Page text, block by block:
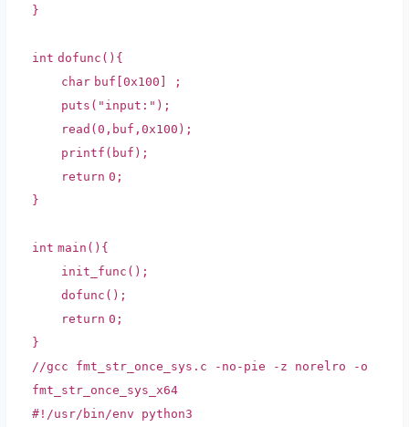
}
int dofunc(){
char buf[0x100] ;
puts( "input:" );
read(0,buf,0x100);
printf(buf);
return 0;
}
int main(){
init_func();
dofunc();
return 0;
}
//gcc fmt_str_once_sys.c -no-pie -z norelro -o
fmt_str_once_sys_x64
#!/usr/bin/env python3